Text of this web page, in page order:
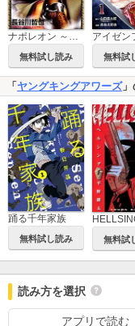
無料試し読み 無料試
「 ヤングキングアワーズ」
踊る千年家族
無料試し読み 無料試
読み方を選択
アプリで読む